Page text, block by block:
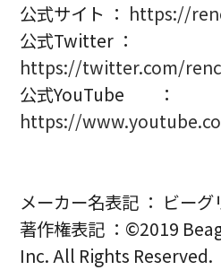
公式サイト ： https://
公式Twitter ：
https://twitter.com/
公式YouTube ：
https://
メーカー名表記 ： ビー
著作権表記 ：©2019
Inc. All Rights Reserved.